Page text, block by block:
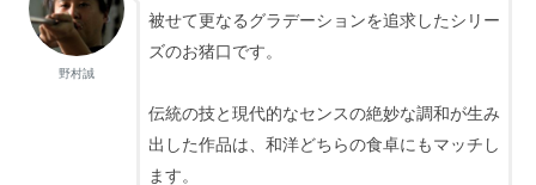
野村誠
被せて更なるグラデーションを追求したシリー
ズのお猪口です。
伝統の技と現代的なセンスの絶妙な調和が生み
出した作品は、和洋どちらの食卓にもマッチし
ます。